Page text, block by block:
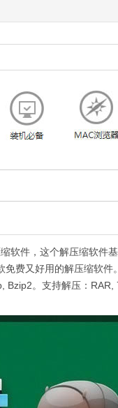
件，这个解压缩软件基
费又好用的解压缩软
Bzip2。支持解压：